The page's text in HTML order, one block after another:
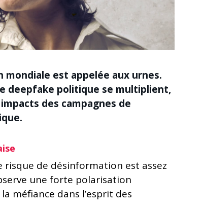
mondiale est appelée aux urnes.
deepfake politique se multiplient,
des campagnes de
risque de désinformation est assez
une forte polarisation
méfiance dans l’esprit des